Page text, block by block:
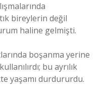
bireylerin değil
haline gelmişti.
boşanma yerine
bu ayrılık
yaşamı durdururdu.